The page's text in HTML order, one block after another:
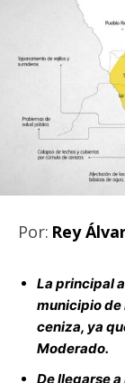
Por: Rey
La principal
municipio de
ceniza, ya
Moderado.
De llegarse